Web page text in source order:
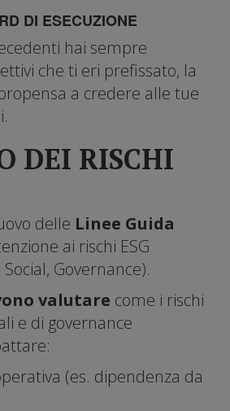
DI ESECUZIONE
hai sempre
che ti eri prefissato, la
a credere alle tue
DEI RISCHI
delle Linee Guida
ai rischi ESG
Governance).
valutare come i rischi
e di governance
(es. dipendenza da